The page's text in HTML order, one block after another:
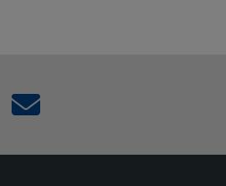
Kontaktformular